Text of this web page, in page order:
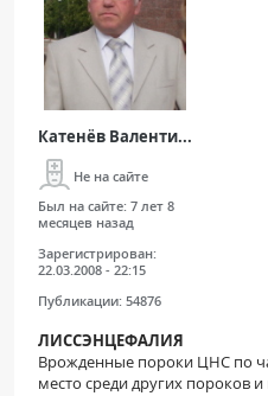
Катенёв Валенти...
Не на сайте
Был на сайте: 7 лет 8
месяцев назад
Зарегистрирован:
22.03.2008 - 22:15
Публикации: 54876
ЛИССЭНЦЕФАЛИЯ
Врожденные пороки ЦНС по
место среди других пороков